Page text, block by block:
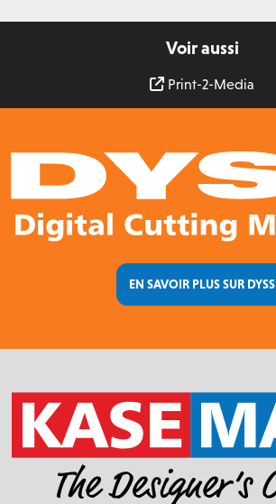
Voir aussi
Print-2-Media
EN SAVOIR PLUS SUR DYSS